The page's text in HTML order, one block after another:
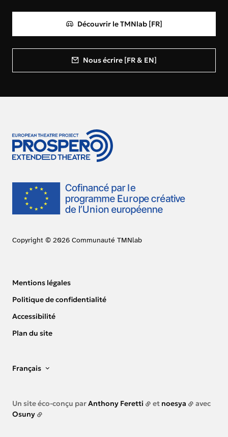
Découvrir le TMNlab [FR]
Nous écrire [FR & EN]
Copyright © 2026 Communauté TMNlab
Mentions légales
Politique de confidentialité
Accessibilité
Plan du site
Français
Un site éco-conçu parAnthony Feretti et noesya
avec
Osuny